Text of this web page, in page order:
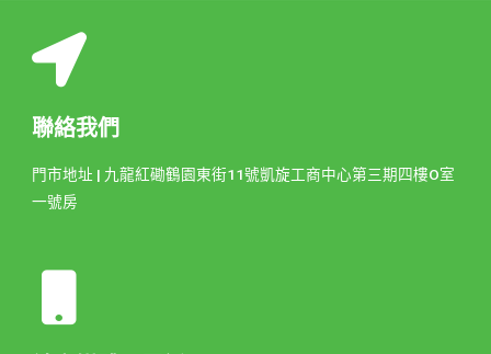
聯絡我們
門市地址 | 九龍紅磡鶴園東街11號凱旋工商中心第三期四樓O室
一號房